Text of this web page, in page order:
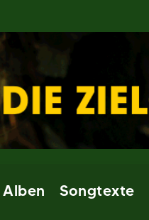
Alben Songtexte